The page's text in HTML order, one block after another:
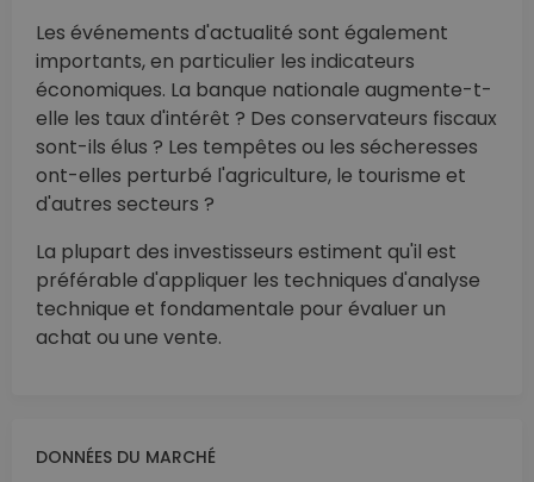
Les événements d'actualité sont également
importants, en particulier les indicateurs
économiques. La banque nationale augmente-t-
elle les taux d'intérêt ? Des conservateurs fiscaux
sont-ils élus ? Les tempêtes ou les sécheresses
ont-elles perturbé l'agriculture, le tourisme et
d'autres secteurs ?
La plupart des investisseurs estiment qu'il est
préférable d'appliquer les techniques d'analyse
technique et fondamentale pour évaluer un
achat ou une vente.
DONNÉES DU MARCHÉ